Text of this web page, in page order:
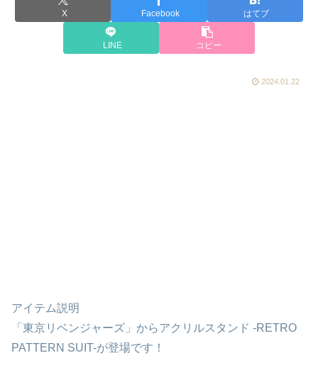
X Facebook はてブ
LINE コピー
2024.01.22
アイテム説明
「東京リベンジャーズ」からアクリルスタンド -RETRO
PATTERN SUIT-が登場です！